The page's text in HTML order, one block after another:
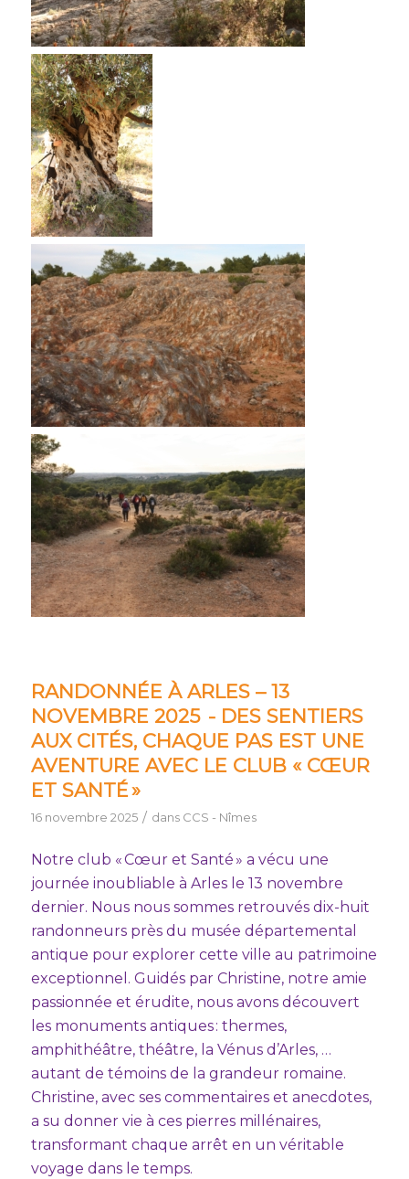
RANDONNÉE À ARLES – 13
NOVEMBRE 2025 - DES SENTIERS
AUX CITÉS, CHAQUE PAS EST UNE
AVENTURE AVEC LE CLUB « CŒUR
ET SANTÉ »
16 novembre 2025 / dans CCS - Nîmes
Notre club « Cœur et Santé » a vécu une
journée inoubliable à Arles le 13 novembre
dernier. Nous nous sommes retrouvés dix-huit
randonneurs près du musée départemental
antique pour explorer cette ville au patrimoine
exceptionnel. Guidés par Christine, notre amie
passionnée et érudite, nous avons découvert
les monuments antiques : thermes,
amphithéâtre, théâtre, la Vénus d’Arles, …
autant de témoins de la grandeur romaine.
Christine, avec ses commentaires et anecdotes,
a su donner vie à ces pierres millénaires,
transformant chaque arrêt en un véritable
voyage dans le temps.